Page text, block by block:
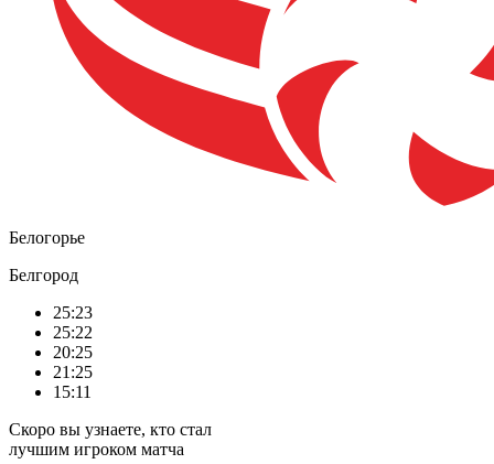
Белогорье
Белгород
25:23
25:22
20:25
21:25
15:11
Скоро вы узнаете, кто стал
лучшим игроком матча